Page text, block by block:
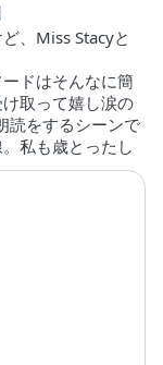
、Miss Stacyと
ドはそんなに簡
取って嬉し涙の
読をするシーンで
私も歳とったし